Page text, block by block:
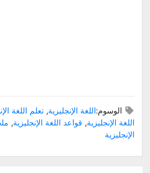
الوسوم:اللغة الإنجليزية, تعلم اللغة
اللغة الإنجليزية, قواعد اللغة الإنجليزية,
الإنجليزية